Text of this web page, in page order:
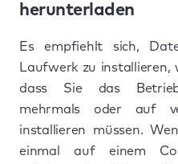
herunterladen
Es empfiehlt sich,
Laufwerk zu installieren,
dass Sie das
mehrmals oder auf
installieren müssen.
einmal auf einem